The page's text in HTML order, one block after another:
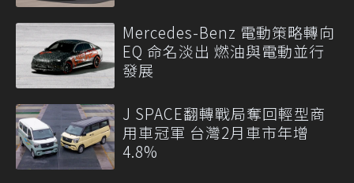
Mercedes-Benz 電動策略轉向
EQ 命名淡出 燃油與電動並行
發展
J SPACE翻轉戰局奪回輕型商
用車冠軍 台灣2月車市年增
4.8%